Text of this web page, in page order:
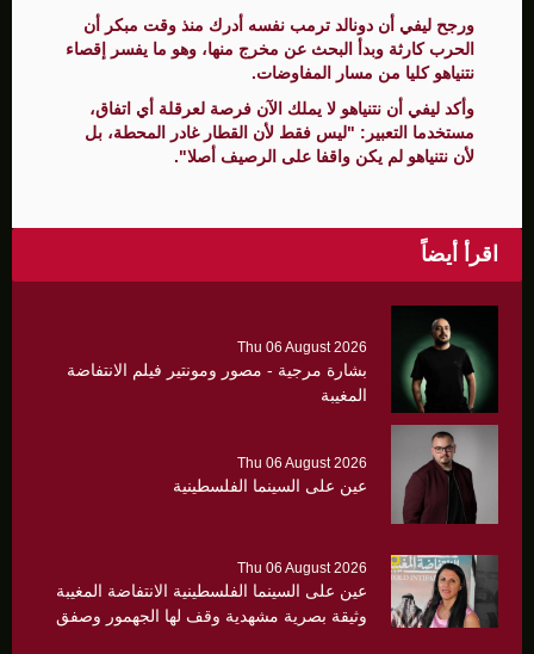
ورجح ليفي أن دونالد ترمب نفسه أدرك منذ وقت مبكر أن
الحرب كارثة وبدأ البحث عن مخرج منها، وهو ما يفسر إقصاء
نتنياهو كليا من مسار المفاوضات.
وأكد ليفي أن نتنياهو لا يملك الآن فرصة لعرقلة أي اتفاق،
مستخدما التعبير: "ليس فقط لأن القطار غادر المحطة، بل
لأن نتنياهو لم يكن واقفا على الرصيف أصلا".
اقرأ أيضاً
Thu 06 August 2026
بشارة مرجية - مصور ومونتير فيلم الانتفاضة
المغيبة
Thu 06 August 2026
عين على السينما الفلسطينية
Thu 06 August 2026
عين على السينما الفلسطينية الانتفاضة المغيبة
وثيقة بصرية مشهدية وقف لها الجهمور وصفق